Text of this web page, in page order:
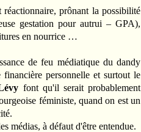
prônant la possibilité
gestation pour autrui – GPA),
en nourrice …
de feu médiatique du dandy
personnelle et surtout le
font qu'il serait probablement
féministe, quand on est un
médias, à défaut d'être entendue.